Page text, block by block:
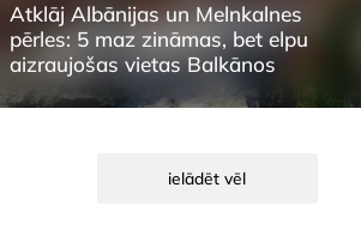
Atklāj Albānijas un Melnkalnes
pērles: 5 maz zināmas, bet elpu
aizraujošas vietas Balkānos
ielādēt vēl